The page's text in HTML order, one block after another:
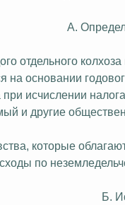
А.
отдельного
основании
исчислении
и другие
которые
по
Б.